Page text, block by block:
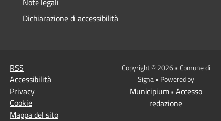
Dichiarazione di accessibilità
RSS
Accessibilità
Privacy
Cookie
Mappa del sito
Copyright © 2026 • Comune di
Signa • Powered by
Municipium• Accesso
redazione